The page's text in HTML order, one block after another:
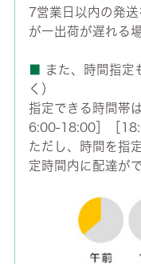
7営業日以内の発
が一出荷が遅れる
また、時間指定
く）
指定できる時間帯
6:00-18:00］［
ただし、時間を指
定時間内に配達が